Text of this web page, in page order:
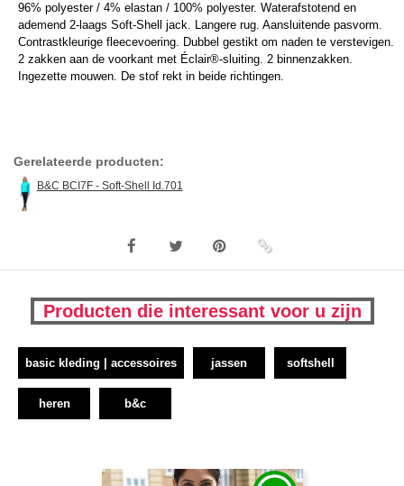
96% polyester / 4% elastan ​​/ 100% polyester. Waterafstotend en
ademend 2-laags Soft-Shell jack. Langere rug. Aansluitende pasvorm.
Contrastkleurige fleecevoering. Dubbel gestikt om naden te verstevigen.
2 zakken aan de voorkant met Éclair®-sluiting. 2 binnenzakken.
Ingezette mouwen. De stof rekt in beide richtingen.
Gerelateerde producten:
B&C BCI7F - Soft-Shell Id.701
Producten die interessant voor u zijn
basic kleding | accessoires jassen softshell
heren b&c